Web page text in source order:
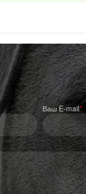
Ваш E-mail*